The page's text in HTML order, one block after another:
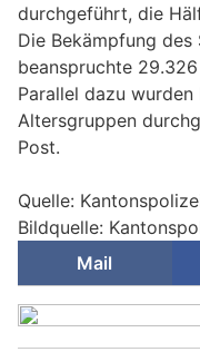
durchgeführt, die
Die Bekämpfung
beanspruchte
Parallel dazu
Altersgruppen
Post.
Quelle:
Bildquelle:
Mail